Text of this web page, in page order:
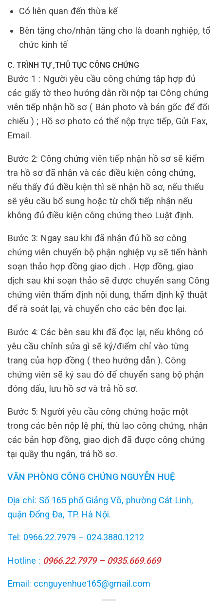
Có liên quan đến thừa kế
Bên tặng cho/nhận tặng cho là doanh nghiệp, tổ
chức kinh tế
C. TRÌNH TỰ ,THỦ TỤC CÔNG CHỨNG
Bước 1 : Người yêu cầu công chứng tập hợp đủ
các giấy tờ theo hướng dẫn rồi nộp tại Công chứng
viên tiếp nhận hồ sơ ( Bản photo và bản gốc để đối
chiếu ) ; Hồ sơ photo có thể nộp trực tiếp, Gửi Fax,
Email.
Bước 2: Công chứng viên tiếp nhận hồ sơ sẽ kiểm
tra hồ sơ đã nhận và các điều kiện công chứng,
nếu thấy đủ điều kiện thì sẽ nhận hồ sơ, nếu thiếu
sẽ yêu cầu bổ sung hoặc từ chối tiếp nhận nếu
không đủ điều kiện công chứng theo Luật định.
Bước 3: Ngay sau khi đã nhận đủ hồ sơ công
chứng viên chuyển bộ phận nghiệp vụ sẽ tiến hành
soạn thảo hợp đồng giao dịch . Hợp đồng, giao
dịch sau khi soạn thảo sẽ được chuyển sang Công
chứng viên thẩm định nội dung, thẩm định kỹ thuật
để rà soát lại, và chuyển cho các bên đọc lại.
Bước 4: Các bên sau khi đã đọc lại, nếu không có
yêu cầu chỉnh sửa gì sẽ ký/điểm chỉ vào từng
trang của hợp đồng ( theo hướng dẫn ). Công
chứng viên sẽ ký sau đó để chuyển sang bộ phận
đóng dấu, lưu hồ sơ và trả hồ sơ.
Bước 5: Người yêu cầu công chứng hoặc một
trong các bên nộp lệ phí, thù lao công chứng, nhận
các bản hợp đồng, giao dịch đã được công chứng
tại quầy thu ngân, trả hồ sơ.
VĂN PHÒNG CÔNG CHỨNG NGUYỄN HUỆ
Địa chỉ: Số 165 phố Giảng Võ, phường Cát Linh,
quận Đống Đa, TP. Hà Nội.
Tel: 0966.22.7979 – 024.3880.1212
Hotline : 0966.22.7979 – 0935.669.669
Email: ccnguyenhue165@gmail.com